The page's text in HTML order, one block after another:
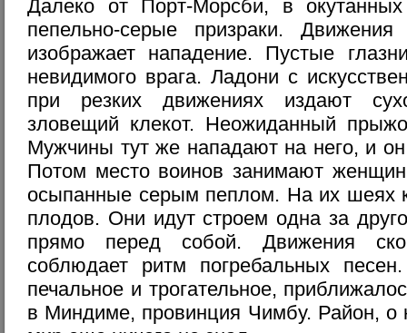
Далеко от Порт-Морсби, в
пепельно-серые призраки.
изображает нападение. Пустые
невидимого врага. Ладони с
при резких движениях издают
зловещий клекот. Неожиданный
Мужчины тут же нападают на него, и
Потом место воинов занимают
осыпанные серым пеплом. На их шеях
плодов. Они идут строем одна за
прямо перед собой. Движения
соблюдает ритм погребальных
печальное и трогательное,
в Миндиме, провинция Чимбу. Район, о